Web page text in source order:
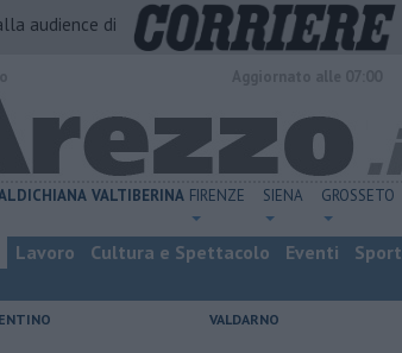
audience di
VALTIBERINA FIRENZE SIENA GROSSETO
Lavoro Cultura e Spettacolo Eventi Sport
VALDARNO